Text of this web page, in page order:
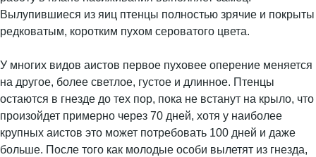
Вылупившиеся из яиц птенцы полностью зрячие и покрыты
редковатым, коротким пухом сероватого цвета.
У многих видов аистов первое пуховее оперение меняется
на другое, более светлое, густое и длинное. Птенцы
остаются в гнезде до тех пор, пока не встанут на крыло, что
произойдет примерно через 70 дней, хотя у наиболее
крупных аистов это может потребовать 100 дней и даже
больше. После того как молодые особи вылетят из гнезда,